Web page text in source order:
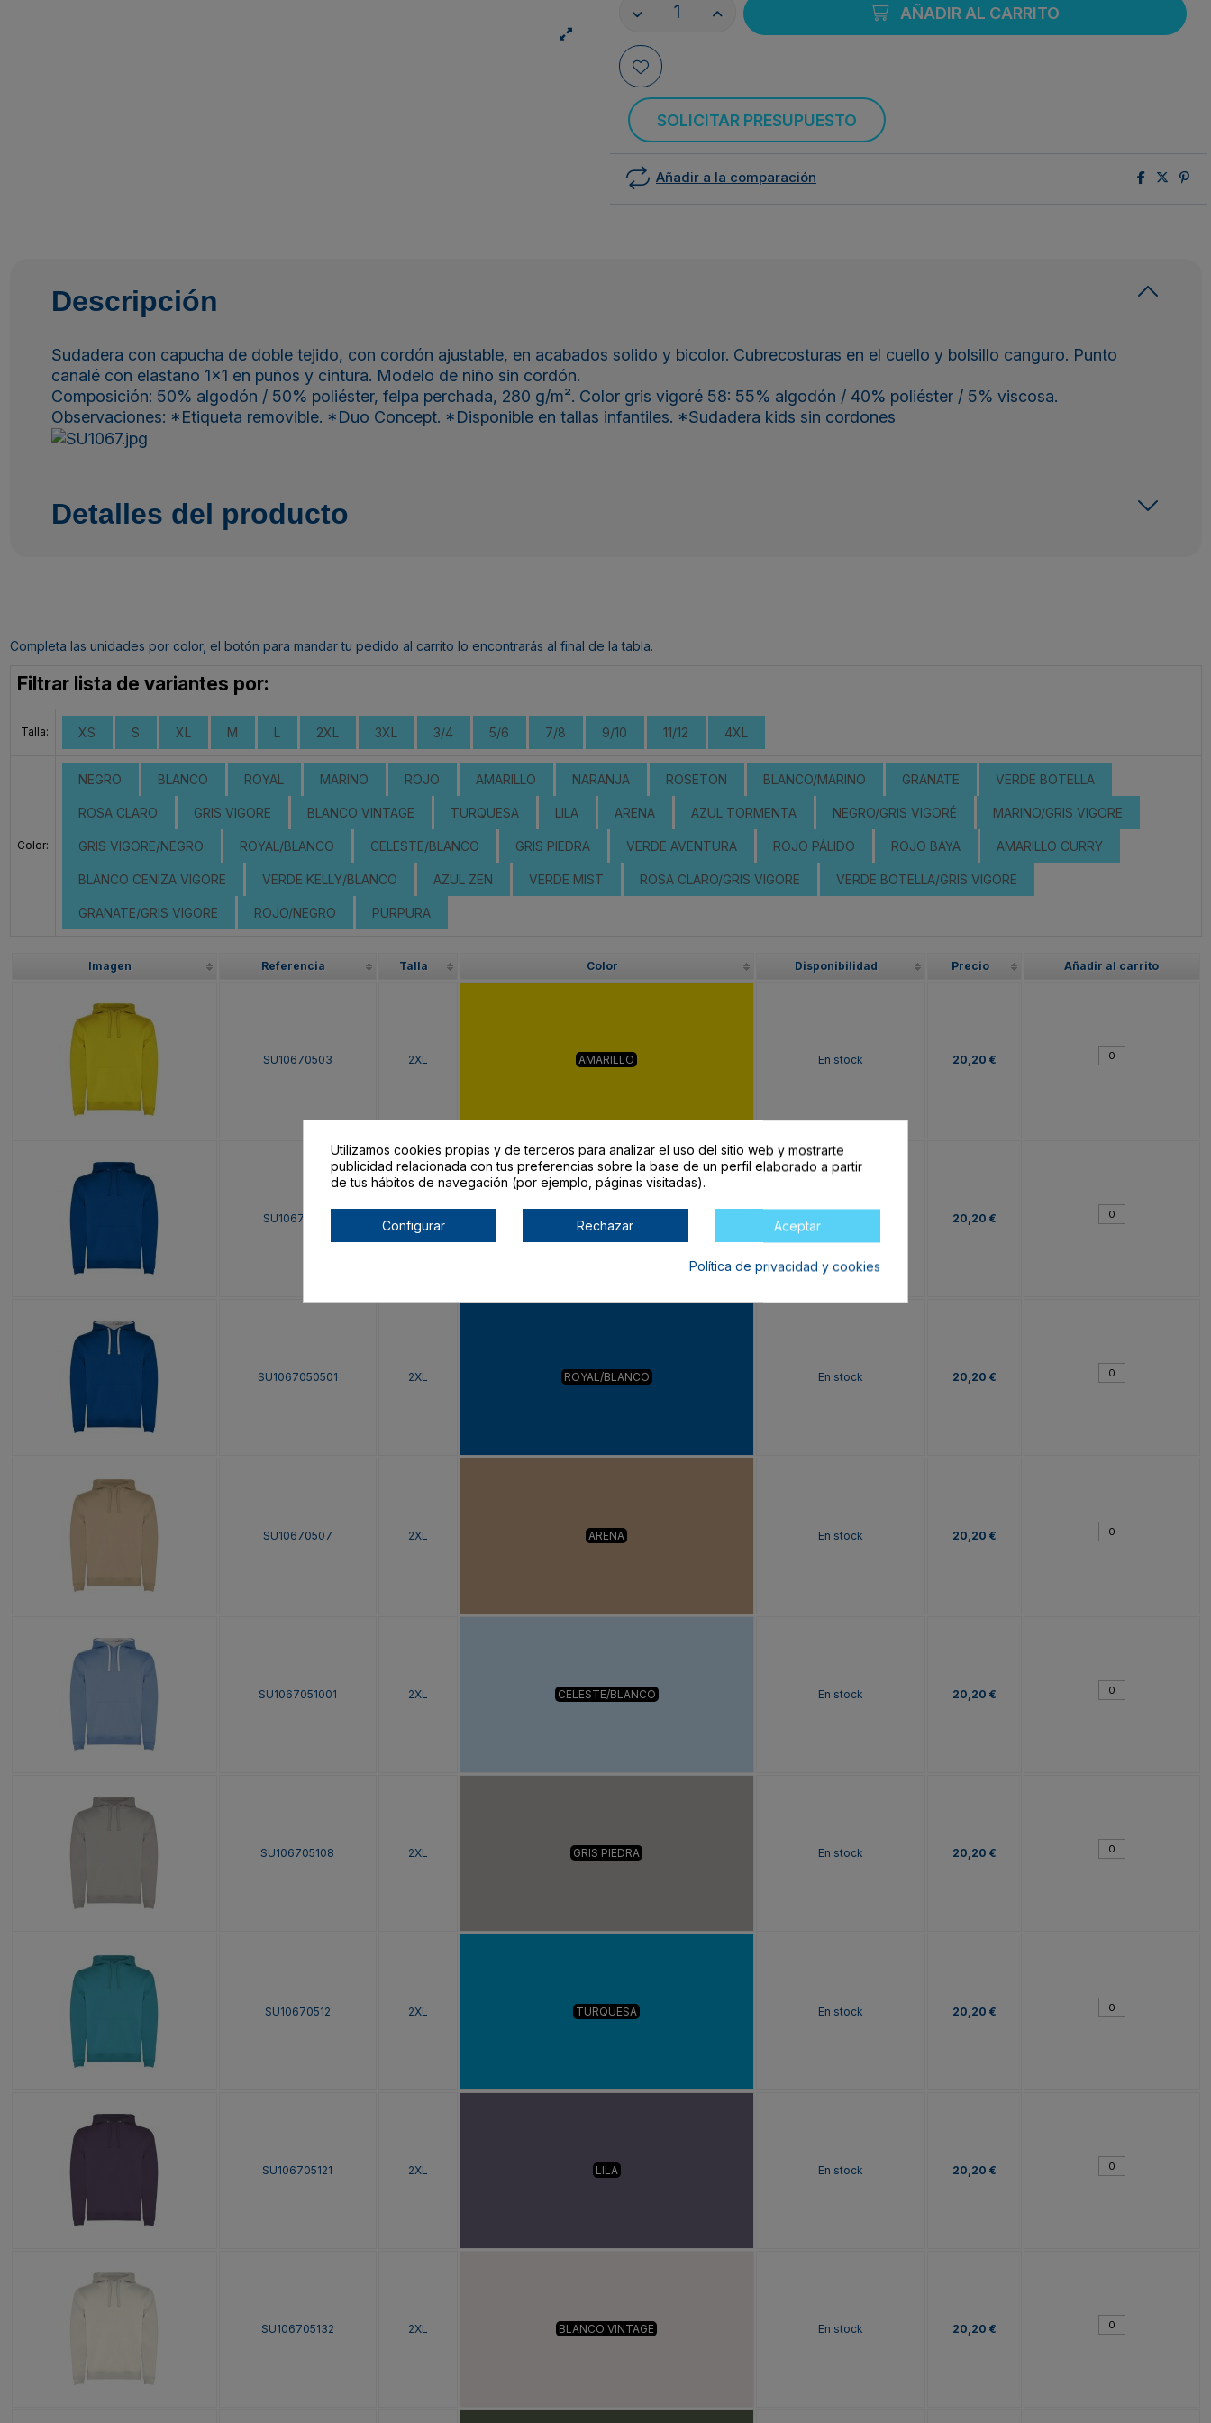
AÑADIR AL CARRITO
SOLICITAR PRESUPUESTO
Añadir a la comparación
Descripción
Sudadera con capucha de doble tejido, con cordón ajustable, en acabados solido y bicolor. Cubrecosturas en el cuello y bolsillo canguro. Punto
canalé con elastano 1x1 en puños y cintura. Modelo de niño sin cordón.
Composición: 50% algodón / 50% poliéster, felpa perchada, 280 g/m². Color gris vigoré 58: 55% algodón / 40% poliéster / 5% viscosa.
Observaciones: *Etiqueta removible. *Duo Concept. *Disponible en tallas infantiles. *Sudadera kids sin cordones
Detalles del producto
Completa las unidades por color, el botón para mandar tu pedido al carrito lo encontrarás al final de la tabla.
Filtrar lista de variantes por:
Talla: XS S XL M L 2XL 3XL 3/4 5/6 7/8 9/10 11/12 4XL
Color:
NEGRO BLANCO ROYAL MARINO ROJO AMARILLO NARANJA ROSETON BLANCO/MARINO GRANATE VERDE BOTELLA
ROSA CLARO GRIS VIGORE BLANCO VINTAGE TURQUESA LILA ARENA AZUL TORMENTA NEGRO/GRIS VIGORÉ MARINO/GRIS VIGORE
GRIS VIGORE/NEGRO ROYAL/BLANCO CELESTE/BLANCO GRIS PIEDRA VERDE AVENTURA ROJO PÁLIDO ROJO BAYA AMARILLO CURRY
BLANCO CENIZA VIGORE VERDE KELLY/BLANCO AZUL ZEN VERDE MIST ROSA CLARO/GRIS VIGORE VERDE BOTELLA/GRIS VIGORE
GRANATE/GRIS VIGORE ROJO/NEGRO PURPURA
Imagen Referencia Talla Color Disponibilidad Precio Añadir al carrito
SU10670503 2XL AMARILLO En stock 20,20 €
SU10670505 2XL ROYAL 20,20 €
SU1067050501 2XL ROYAL/BLANCO En stock 20,20 €
SU10670507 2XL ARENA En stock 20,20 €
SU1067051001 2XL CELESTE/BLANCO En stock 20,20 €
SU106705108 2XL GRIS PIEDRA En stock 20,20 €
SU10670512 2XL TURQUESA En stock 20,20 €
SU106705121 2XL LILA En stock 20,20 €
SU106705132 2XL BLANCO VINTAGE En stock 20,20 €
Utilizamos cookies propias y de terceros para analizar el uso del sitio web y mostrarte
publicidad relacionada con tus preferencias sobre la base de un perfil elaborado a partir
de tus hábitos de navegación (por ejemplo, páginas visitadas).
Configurar Rechazar Aceptar
Política de privacidad y cookies